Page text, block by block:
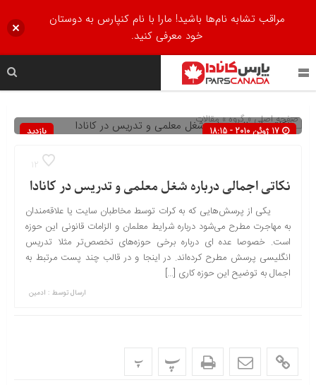
صفحه اصلی» گروه »مقالات
17 ژوئن 2010 - 18:15
بازدید
12
نکاتی اجمالی درباره شغل معلمی و تدریس در کانادا
یکی از پرسش‌هایی که به کرات توسط مخاطبان سایت یا علاقه‌مندان
به مهاجرت مطرح می‌شود درباره شرایط معلمان و الزامات قانونی این حوزه
است. خصوصا عده ای درباره برخی حوزه‌های تخصص‌تر مثلا تدریس
انگلیسی پرسش مطرح کرده‌اند. در اینجا و در قالب چند پست مرتبط به
اجمال به توضیح این حوزه کاری […]
ارسال توسط : ادمین
پ پ
مراقب تشابه نام‌ها باشید! مارا با نام کنپارس به دوستان
خود معرفی کنید.